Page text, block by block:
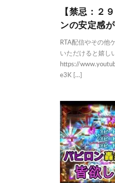
【禁忌：２
ンの安定感
RTA配信やその他
いただけると嬉し
https://
e3K […]